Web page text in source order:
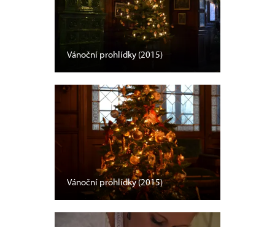
Vánoční prohlídky (2015)
Vánoční prohlídky (2015)